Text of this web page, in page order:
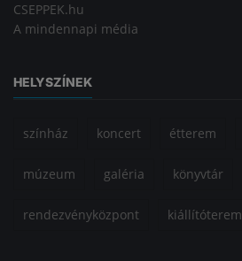
CSEPPEK.hu
A mindennapi média
HELYSZÍNEK
színház koncert étterem
múzeum galéria könyvtár
rendezvényközpont kiállítóterem